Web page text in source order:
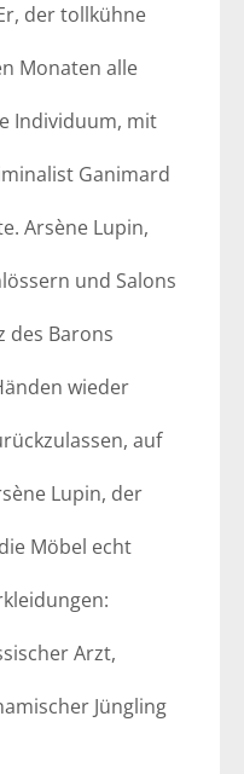
der tollkühne
Monaten alle
Individuum, mit
Ganimard
Arsène Lupin,
und Salons
des Barons
wieder
auf
Lupin, der
Möbel echt
Arzt,
Jüngling